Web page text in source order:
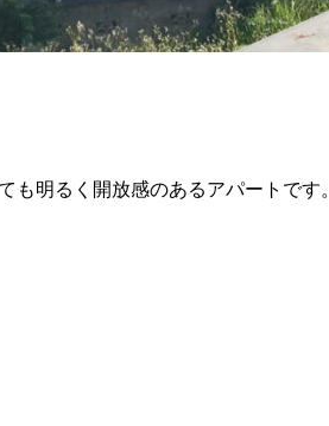
明るく開放感のあるアパートです。